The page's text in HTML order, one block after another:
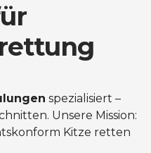
spezialisiert –
Unsere Mission:
Kitze retten